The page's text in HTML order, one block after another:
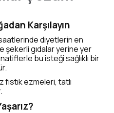
Karşılayın
diyetlerin en
şekerli gıdalar yerine yer
bu isteği sağlıklı bir
fıstık ezmeleri, tatlı